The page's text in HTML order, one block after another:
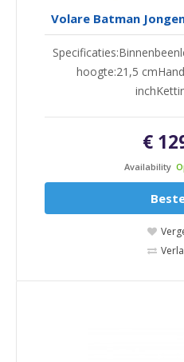
Volare Batman
hoogte:21,5
€
Availability